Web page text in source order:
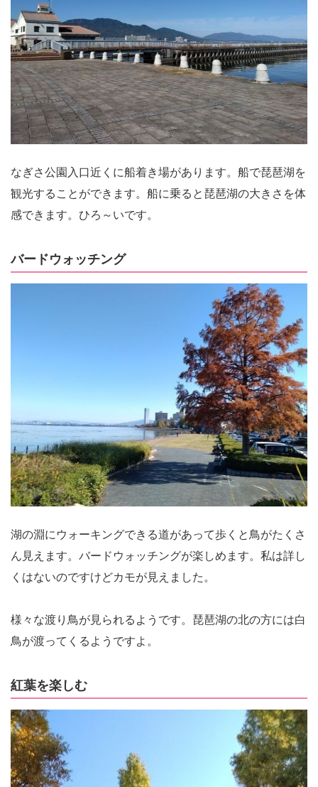
なぎさ公園入口近くに船着き場があります。船で琵琶湖を
観光することができます。船に乗ると琵琶湖の大きさを体
感できます。ひろ～いです。
バードウォッチング
湖の淵にウォーキングできる道があって歩くと鳥がたくさ
ん見えます。バードウォッチングが楽しめます。私は詳し
くはないのですけどカモが見えました。
様々な渡り鳥が見られるようです。琵琶湖の北の方には白
鳥が渡ってくるようですよ。
紅葉を楽しむ